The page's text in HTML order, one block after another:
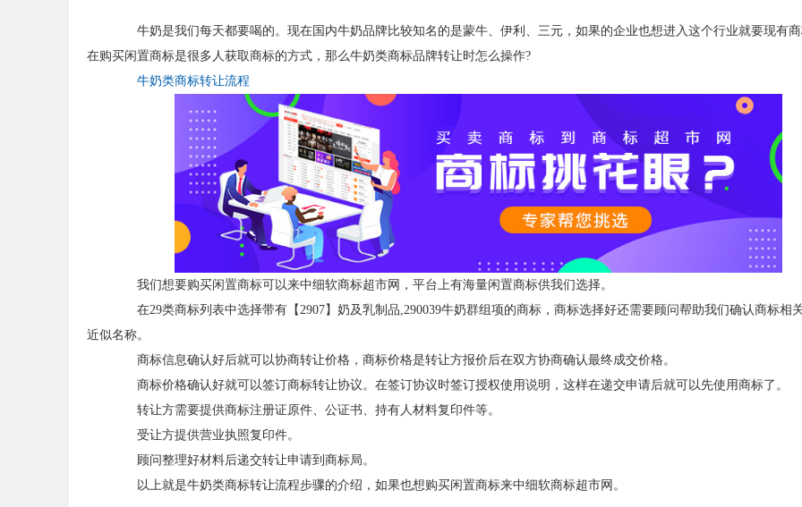
牛奶是我们每天都要喝的。现在国内牛奶品牌比较知名的是蒙牛、伊利、三元，如果的企业也想进入这个行业就要现有
在购买闲置商标是很多人获取商标的方式，那么牛奶类商标品牌转让时怎么操作?
牛奶类商标转让流程
我们想要购买闲置商标可以来中细软商标超市网，平台上有海量闲置商标供我们选择。
在29类商标列表中选择带有【2907】奶及乳制品,290039牛奶群组项的商标，商标选择好还需要顾问帮助我们确认商标相
近似名称。
商标信息确认好后就可以协商转让价格，商标价格是转让方报价后在双方协商确认最终成交价格。
商标价格确认好就可以签订商标转让协议。在签订协议时签订授权使用说明，这样在递交申请后就可以先使用商标了。
转让方需要提供商标注册证原件、公证书、持有人材料复印件等。
受让方提供营业执照复印件。
顾问整理好材料后递交转让申请到商标局。
以上就是牛奶类商标转让流程步骤的介绍，如果也想购买闲置商标来中细软商标超市网。